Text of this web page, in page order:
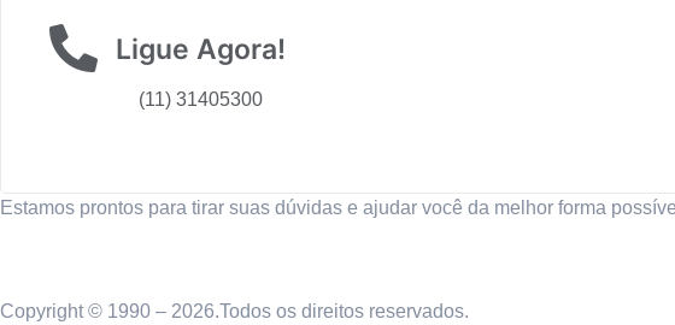
Ligue Agora!
(11) 31405300
Estamos prontos para tirar suas dúvidas e ajudar você da melhor forma
Copyright © 1990 – 2026.Todos os direitos reservados.